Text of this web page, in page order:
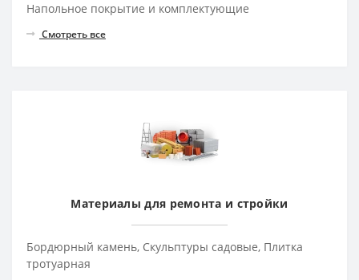
Напольное покрытие и комплектующие
Смотреть все
Материалы для ремонта и стройки
Бордюрный камень, Скульптуры садовые, Плитка
тротуарная